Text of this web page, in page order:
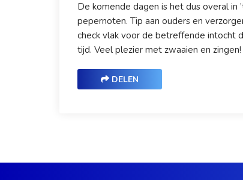
De komende dagen is het dus overal
pepernoten. Tip aan ouders en
check vlak voor de betreffende intocht
tijd. Veel plezier met zwaaien en zingen!
DELEN